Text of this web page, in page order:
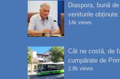
Diaspora, bună
veniturile
14k views
Cât ne costă, de
cumpărate de
2.8k views